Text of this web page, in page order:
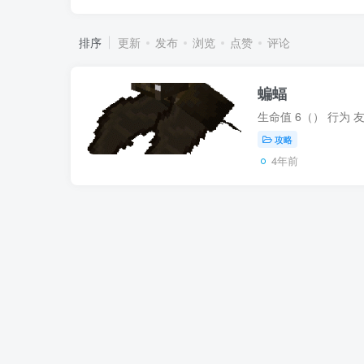
排序 更新 发布 浏览 点赞 评论
蝙蝠
攻略
4年前